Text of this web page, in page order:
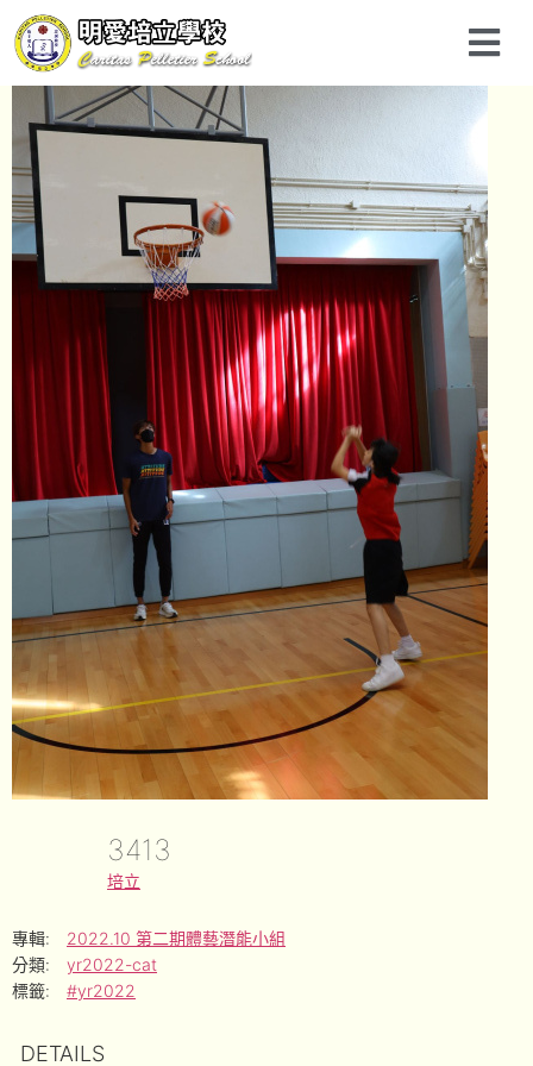
3413
培立
專輯:
2022.10 第二期體藝潛能小組
分類:
yr2022-cat
標籤:
#yr2022
DETAILS